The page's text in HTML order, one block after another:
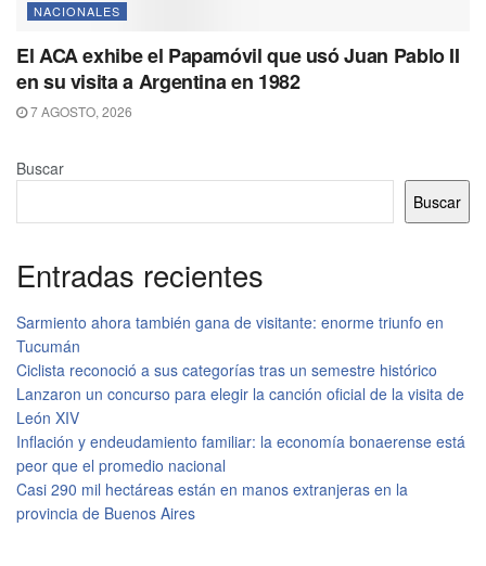
NACIONALES
El ACA exhibe el Papamóvil que usó Juan Pablo II
en su visita a Argentina en 1982
7 AGOSTO, 2026
Buscar
Buscar
Entradas recientes
Sarmiento ahora también gana de visitante: enorme triunfo en
Tucumán
Ciclista reconoció a sus categorías tras un semestre histórico
Lanzaron un concurso para elegir la canción oficial de la visita de
León XIV
Inflación y endeudamiento familiar: la economía bonaerense está
peor que el promedio nacional
Casi 290 mil hectáreas están en manos extranjeras en la
provincia de Buenos Aires